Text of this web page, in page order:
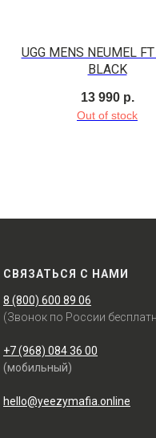
UGG MENS NEUMEL
BLACK
13 990 р.
Out of stock
СВЯЗАТЬСЯ С НАМИ
8 (800) 600 89 06
(Звонок по России
+7 (968) 084 36 00
(мобильный)
hello@yeezymafia.online